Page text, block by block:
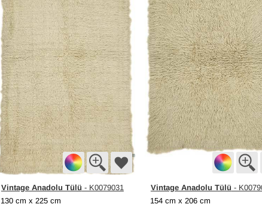
Vintage Anadolu Tülü - K0079031
130 cm x 225 cm
Vintage Anadolu Tülü -
154 cm x 206 cm